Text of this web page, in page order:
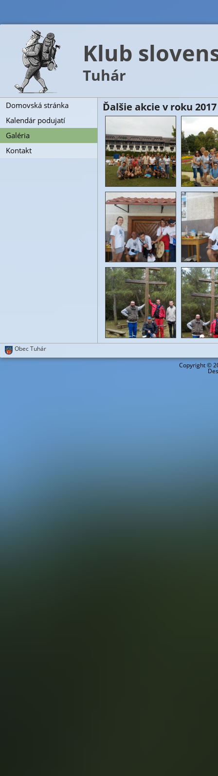
Klub
Tuhár
Domovská stránka
Kalendár podujatí
Galéria
Kontakt
Ďalšie akcie v roku 2017
Obec Tuhár
Copyright ©